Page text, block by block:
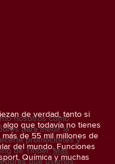
de verdad, tanto si
que todavía no tienes
de 55 mil millones de
del mundo. Funciones
Química y muchas
nosotros como
para medir la
promociones y
de Tinder. Más
que usamos.